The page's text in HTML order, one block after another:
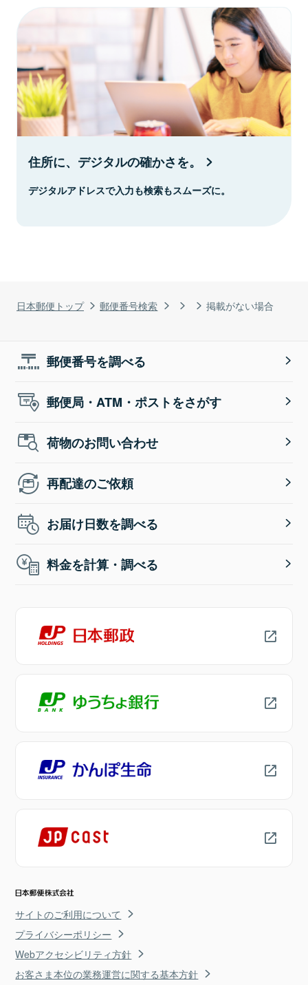
日本郵便トップ 郵便番号検索 掲載がない場合
住所に、デジタルの確かさを。
デジタルアドレスで入力も検索もスムーズに。
郵便番号を調べる
郵便局・ATM・ポストをさがす
荷物のお問い合わせ
再配達のご依頼
お届け日数を調べる
料金を計算・調べる
サイトのご利用について
プライバシーポリシー
Webアクセシビリティ方針
お客さま本位の業務運営に関する基本方針